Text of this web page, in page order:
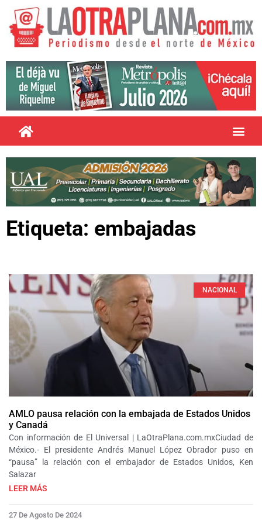
Etiqueta: embajadas
NACIONAL
AMLO pausa relación con la embajada de Estados Unidos
y Canadá
Con información de El Universal | LaOtraPlana.com.mxCiudad de
México.- El presidente Andrés Manuel López Obrador puso en
“pausa” la relación con el embajador de Estados Unidos, Ken
Salazar
LEER MÁS
27 De Agosto De 2024